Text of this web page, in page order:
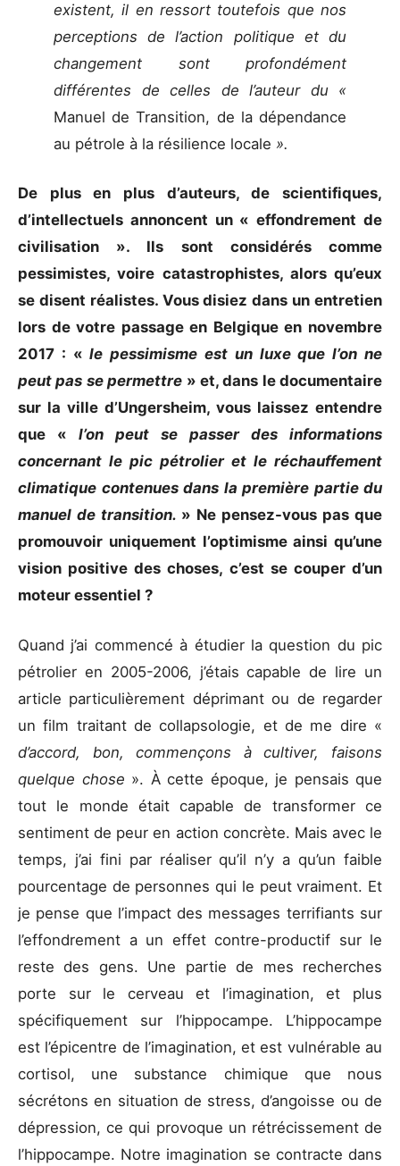
existent, il en ressort toutefois que nos
perceptions de l’action politique et du
changement sont profondément
différentes de celles de l’auteur du «
Manuel de Transition, de la dépendance
au pétrole à la résilience locale ».
De plus en plus d’auteurs, de scientifiques,
d’intellectuels annoncent un « effondrement de
civilisation ». Ils sont considérés comme
pessimistes, voire catastrophistes, alors qu’eux
se disent réalistes. Vous disiez dans un entretien
lors de votre passage en Belgique en novembre
2017 : «le pessimisme est un luxe que l’on ne
peut pas se permettre » et, dans le documentaire
sur la ville d’Ungersheim, vous laissez entendre
que « l’on peut se passer des informations
concernant le pic pétrolier et le réchauffement
climatique contenues dans la première partie du
manuel de transition. » Ne pensez-vous pas que
promouvoir uniquement l’optimisme ainsi qu’une
vision positive des choses, c’est se couper d’un
moteur essentiel ?
Quand j’ai commencé à étudier la question du pic
pétrolier en 2005-2006, j’étais capable de lire un
article particulièrement déprimant ou de regarder
un film traitant de collapsologie, et de me dire «
d’accord, bon, commençons à cultiver, faisons
quelque chose ». À cette époque, je pensais que
tout le monde était capable de transformer ce
sentiment de peur en action concrète. Mais avec le
temps, j’ai fini par réaliser qu’il n’y a qu’un faible
pourcentage de personnes qui le peut vraiment. Et
je pense que l’impact des messages terrifiants sur
l’effondrement a un effet contre-productif sur le
reste des gens. Une partie de mes recherches
porte sur le cerveau et l’imagination, et plus
spécifiquement sur l’hippocampe. L’hippocampe
est l’épicentre de l’imagination, et est vulnérable au
cortisol, une substance chimique que nous
sécrétons en situation de stress, d’angoisse ou de
dépression, ce qui provoque un rétrécissement de
l’hippocampe. Notre imagination se contracte dans